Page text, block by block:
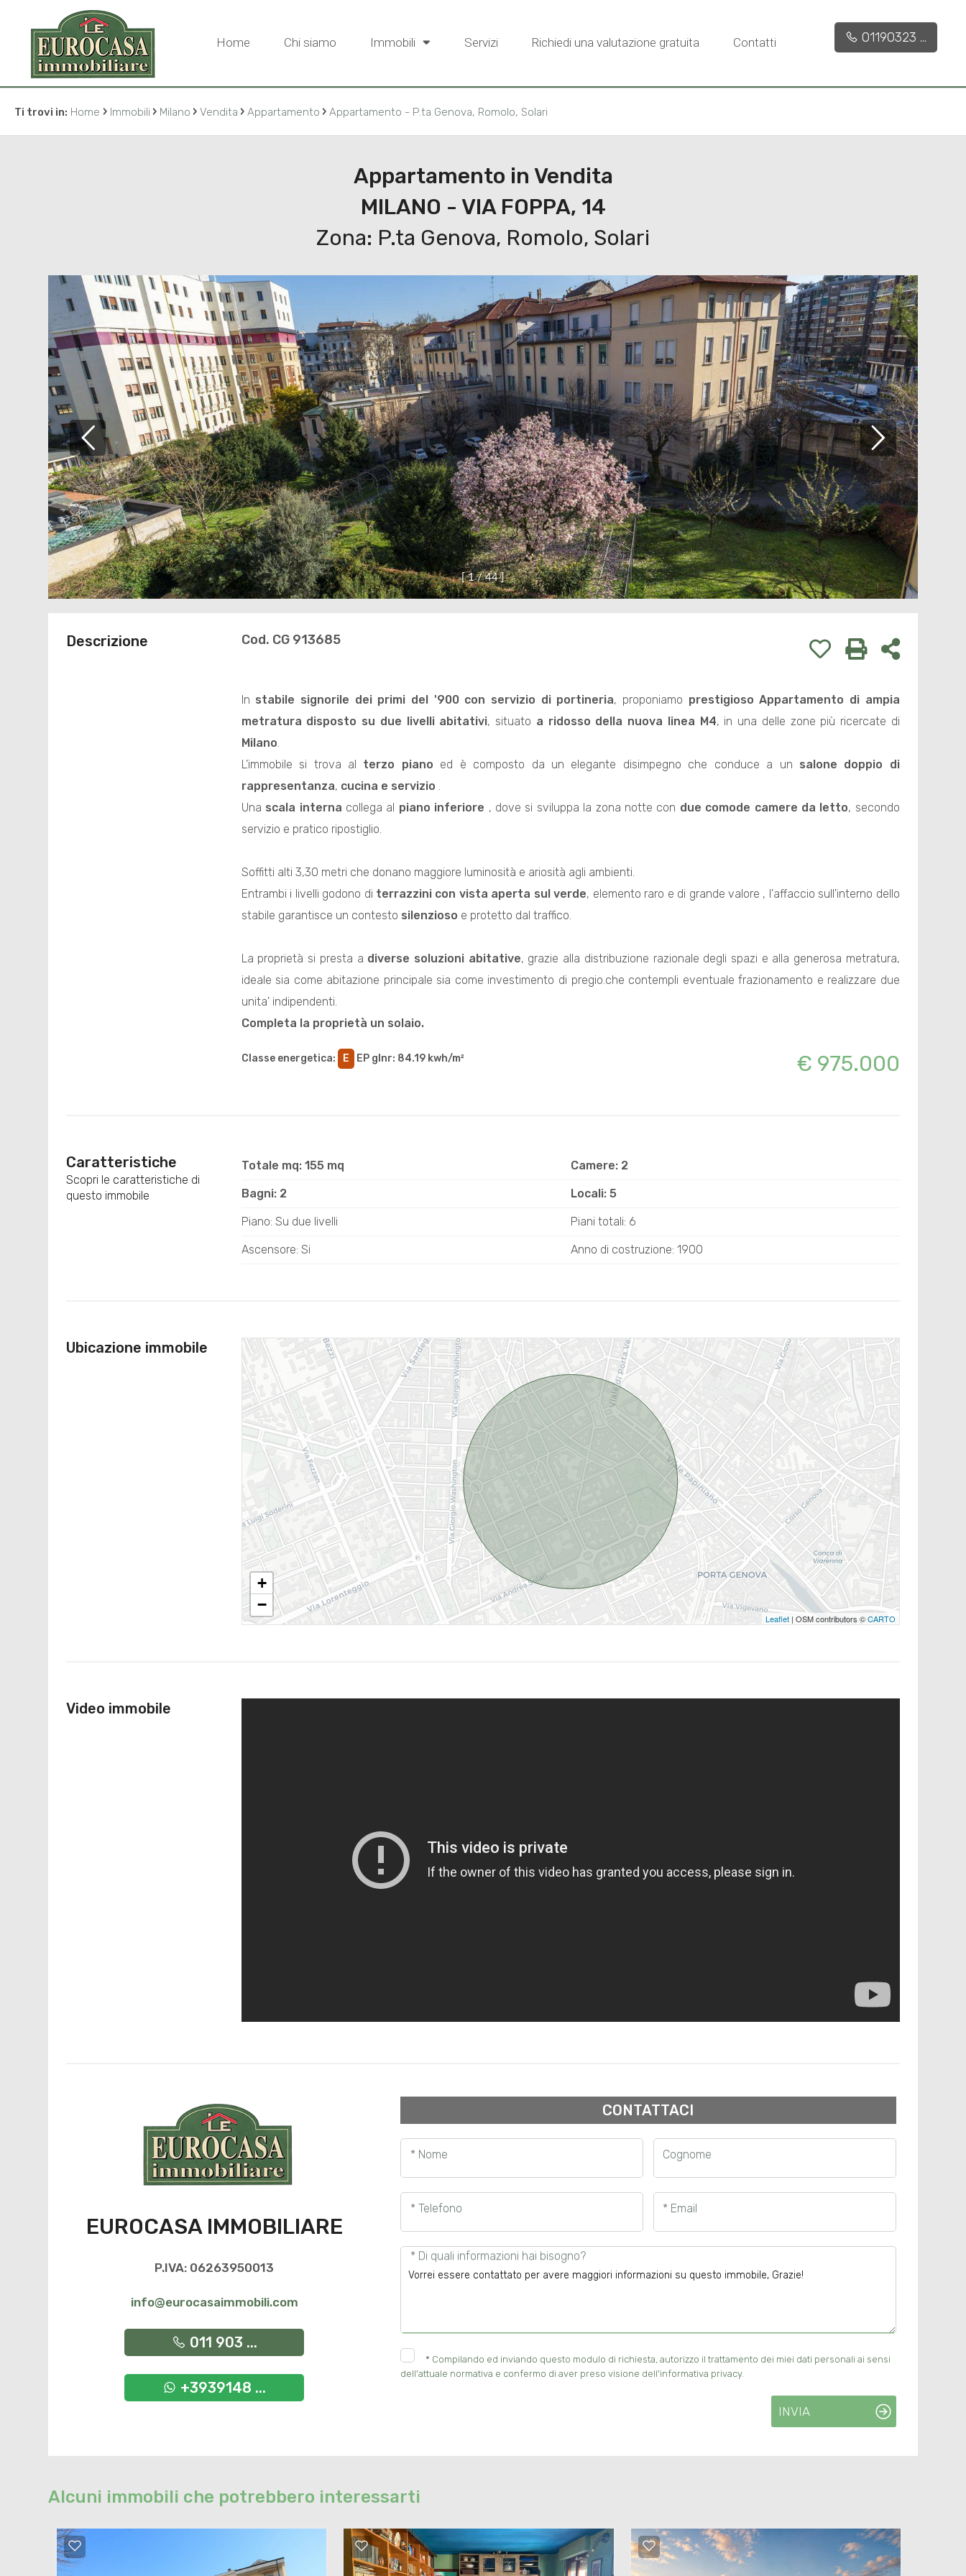
Home Chi siamo Immobili Servizi Richiedi una valutazione gratuita Contatti 01190323 ...
Ti trovi in: Home › Immobili › Milano › Vendita › Appartamento › Appartamento - P.ta Genova, Romolo, Solari
Appartamento in Vendita
MILANO - VIA FOPPA, 14
Zona: P.ta Genova, Romolo, Solari
[ 1 / 44 ]
Descrizione Cod. CG 913685
In stabile signorile dei primi del '900 con servizio di portineria, proponiamo prestigiosoAppartamento di ampia
metratura disposto su due livelli abitativi, situato a ridosso della nuova linea M4, in una delle zone più ricercate di
Milano.
L'immobile si trova al terzo piano ed è composto da un elegante disimpegno che conduce a un salone doppio di
rappresentanza, cucina e servizio .
Una scala interna collega al piano inferiore , dove si sviluppa la zona notte con due comode camere da letto, secondo
servizio e pratico ripostiglio.
Soffitti alti 3,30 metri che donano maggiore luminosità e ariosità agli ambienti.
Entrambi i livelli godono di terrazzini con vista aperta sul verde, elemento raro e di grande valore , l'affaccio sull'interno dello
stabile garantisce un contesto silenzioso e protetto dal traffico.
La proprietà si presta a diverse soluzioni abitative, grazie alla distribuzione razionale degli spazi e alla generosa metratura,
ideale sia come abitazione principale sia come investimento di pregio.che contempli eventuale frazionamento e realizzare due
unita' indipendenti.
Completa la proprietà un solaio.
Classe energetica: E EP glnr: 84.19 kwh/m² € 975.000
Caratteristiche
Scopri le caratteristiche di
questo immobile
Totale mq: 155 mq Camere: 2
Bagni: 2 Locali: 5
Piano: Su due livelli Piani totali: 6
Ascensore: Si Anno di costruzione: 1900
Ubicazione immobile
+
−
Leaflet| OSM contributors ©CARTO
Video immobile
EUROCASA IMMOBILIARE
P.IVA: 06263950013
info@eurocasaimmobili.com
011 903 ...
+3939148 ...
CONTATTACI
* Nome Cognome
* Telefono * Email
* Di quali informazioni hai bisogno?
* Compilando ed inviando questo modulo di richiesta, autorizzo il trattamento dei miei dati personali ai sensi
dell'attuale normativa e confermo di aver preso visione dell'informativa privacy.
INVIA
Alcuni immobili che potrebbero interessarti